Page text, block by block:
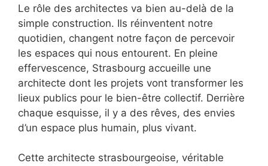
Le rôle des architectes va bien au-delà de la
simple construction. Ils réinventent notre
quotidien, changent notre façon de percevoir
les espaces qui nous entourent. En pleine
effervescence, Strasbourg accueille une
architecte dont les projets vont transformer les
lieux publics pour le bien-être collectif. Derrière
chaque esquisse, il y a des rêves, des envies
d’un espace plus humain, plus vivant.
Cette architecte strasbourgeoise, véritable